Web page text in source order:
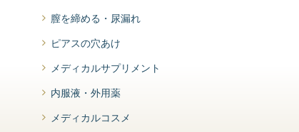
膣を締める・尿漏れ
ピアスの穴あけ
メディカルサプリメント
内服液・外用薬
メディカルコスメ